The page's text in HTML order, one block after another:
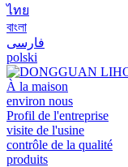
ไทย
বাংলা
فارسی
polski
À la maison
environ nous
Profil de l'entreprise
visite de l'usine
contrôle de la qualité
produits